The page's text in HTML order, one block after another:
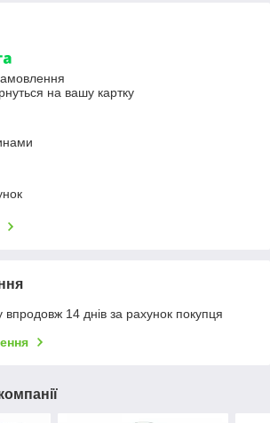
на вашу картку
14 днів за рахунок покупця